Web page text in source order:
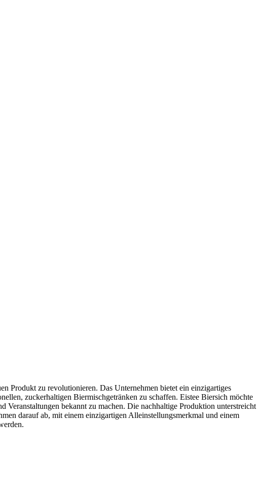
Produkt zu revolutionieren. Das Unternehmen bietet ein einzigartiges
zuckerhaltigen Biermischgetränken zu schaffen. Eistee Biersich möchte
Veranstaltungen bekannt zu machen. Die nachhaltige Produktion unterstreicht
darauf ab, mit einem einzigartigen Alleinstellungsmerkmal und einem